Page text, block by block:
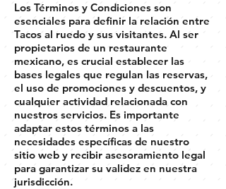
Los Términos y Condiciones son
esenciales para definir la relación entre
Tacos al ruedo y sus visitantes. Al ser
propietarios de un restaurante
mexicano, es crucial establecer las
bases legales que regulan las reservas,
el uso de promociones y descuentos, y
cualquier actividad relacionada con
nuestros servicios. Es importante
adaptar estos términos a las
necesidades específicas de nuestro
sitio web y recibir asesoramiento legal
para garantizar su validez en nuestra
jurisdicción.